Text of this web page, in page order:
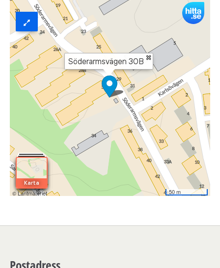
Boendereferenser
Om du blir aktuell för bostaden behöver du
kontakta din nuvarande hyresvärd och
godkänna att denne lämnar ut
boendereferenser om dig till den nya
hyresvärden.
Student accommodation
Student accommodations are for those
currently studying or those who have been
accepted to a university, university college or
higher vocational education programme in
Stockholm.
queue if you are approved for one of the